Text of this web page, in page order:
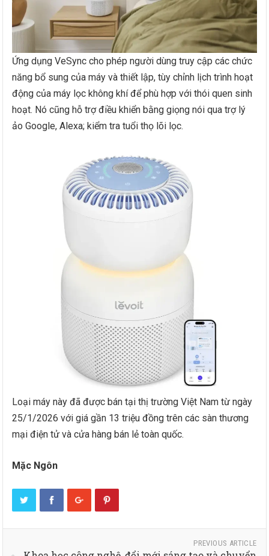
Ứng dụng VeSync cho phép người dùng truy cập các chức
năng bổ sung của máy và thiết lập, tùy chỉnh lịch trình hoạt
động của máy lọc không khí để phù hợp với thói quen sinh
hoạt. Nó cũng hỗ trợ điều khiển bằng giọng nói qua trợ lý
ảo Google, Alexa; kiểm tra tuổi thọ lõi lọc.
Loại máy này đã được bán tại thị trường Việt Nam từ ngày
25/1/2026 với giá gần 13 triệu đồng trên các sàn thương
mại điện tử và cửa hàng bán lẻ toàn quốc.
Mặc Ngôn
PREVIOUS ARTICLE